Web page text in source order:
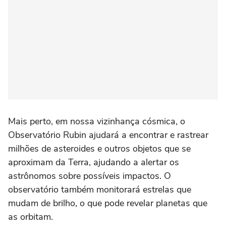
Mais perto, em nossa vizinhança cósmica, o
Observatório Rubin ajudará a encontrar e rastrear
milhões de asteroides e outros objetos que se
aproximam da Terra, ajudando a alertar os
astrônomos sobre possíveis impactos. O
observatório também monitorará estrelas que
mudam de brilho, o que pode revelar planetas que
as orbitam.